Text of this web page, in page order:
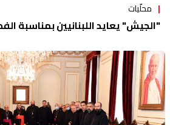
محلّيات
"الجيش" يعايد اللبنانيين بمناسبة